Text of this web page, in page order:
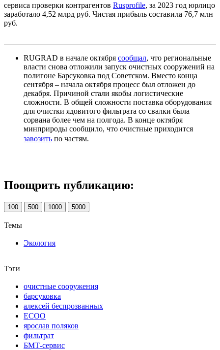
сервиса проверки контрагентов Rusprofile, за 2023 год юрлицо
заработало 4,52 млрд руб. Чистая прибыль составила 76,7 млн
руб.
RUGRAD в начале октября сообщал, что региональные
власти снова отложили запуск очистных сооружений на
полигоне Барсуковка под Советском. Вместо конца
сентября – начала октября процесс был отложен до
декабря. Причиной стали якобы логистические
сложности. В общей сложности поставка оборудования
для очистки ядовитого фильтрата со свалки была
сорвана более чем на полгода. В конце октября
минприроды сообщило, что очистные приходится
завозить по частям.
Поощрить публикацию:
100 500 1000 5000
Темы
Экология
Тэги
очистные сооружения
барсуковка
алексей беспрозванных
ЕСОО
ярослав поляков
фильтрат
БМТ-сервис